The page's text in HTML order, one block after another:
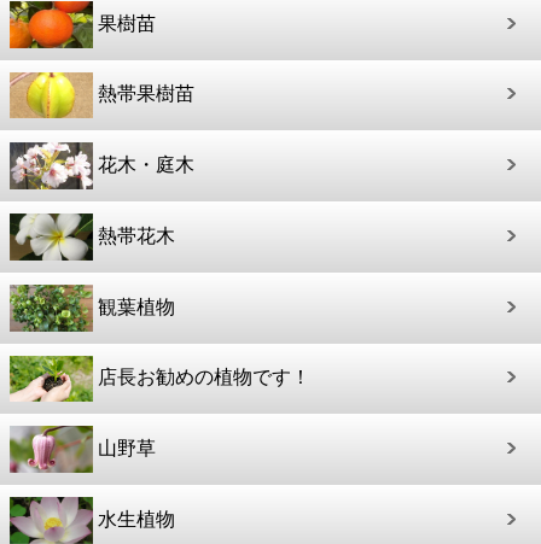
果樹苗
熱帯果樹苗
花木・庭木
熱帯花木
観葉植物
店長お勧めの植物です！
山野草
水生植物